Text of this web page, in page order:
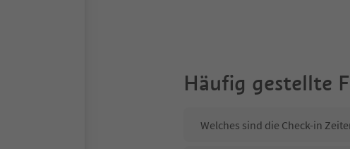
Häufig gestellte
Welches sind die Check-in